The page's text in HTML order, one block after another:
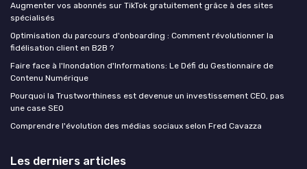
Augmenter vos abonnés sur TikTok gratuitement grâce à des sites
spécialisés
Optimisation du parcours d'onboarding : Comment révolutionner la
fidélisation client en B2B ?
Faire face à l'Inondation d'Informations: Le Défi du Gestionnaire de
Contenu Numérique
Pourquoi la Trustworthiness est devenue un investissement CEO, pas
une case SEO
Comprendre l'évolution des médias sociaux selon Fred Cavazza
Les derniers articles